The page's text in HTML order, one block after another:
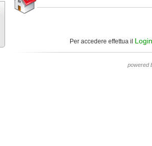
Per accedere effettua il Login
powered